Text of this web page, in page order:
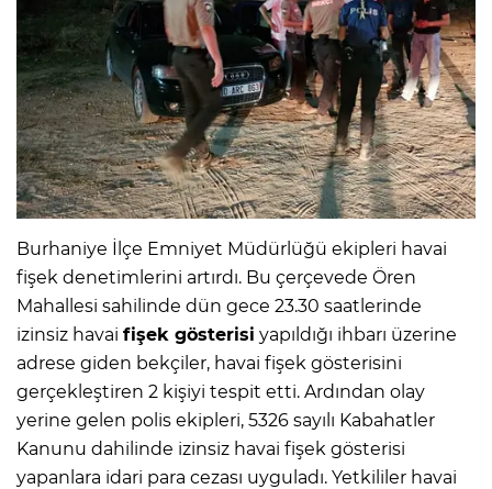
Burhaniye İlçe Emniyet Müdürlüğü ekipleri havai
fişek denetimlerini artırdı. Bu çerçevede Ören
Mahallesi sahilinde dün gece 23.30 saatlerinde
izinsiz havai fişek gösterisi yapıldığı ihbarı üzerine
adrese giden bekçiler, havai fişek gösterisini
gerçekleştiren 2 kişiyi tespit etti. Ardından olay
yerine gelen polis ekipleri, 5326 sayılı Kabahatler
Kanunu dahilinde izinsiz havai fişek gösterisi
yapanlara idari para cezası uyguladı. Yetkililer havai